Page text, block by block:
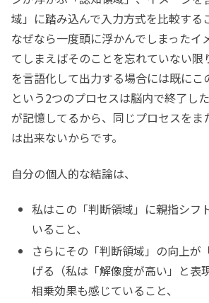
域」に踏み込んで入力方式を比較する
なぜなら一度頭に浮かんでしまったイ
てしまえばそのことを忘れていない限
を言語化して出力する場合には既にこ
という2つのプロセスは脳内で終了し
が記憶してるから、同じプロセスをま
は出来ないからです。
自分の個人的な結論は、
私はこの「判断領域」に親指シフ
いること、
さらにその「判断領域」の向上が
げる（私は「解像度が高い」と表
相乗効果も感じていること、